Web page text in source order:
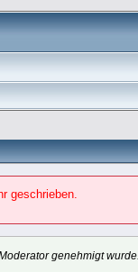
geschrieben.
genehmigt wurde.